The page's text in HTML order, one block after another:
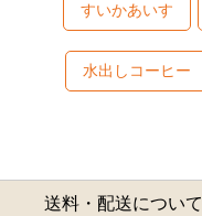
すいかあいす
水出しコーヒー
送料・配送について